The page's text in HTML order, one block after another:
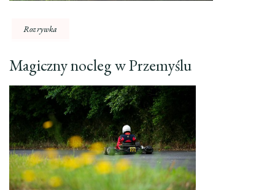
Rozrywka
Magiczny nocleg w Przemyślu